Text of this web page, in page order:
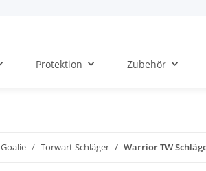
Protektion Zubehör
Goalie Torwart Schläger Warrior TW